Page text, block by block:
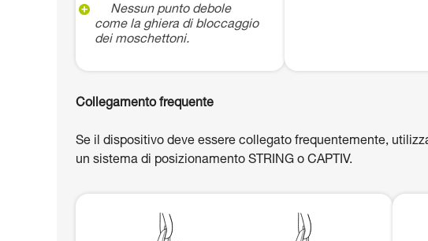
Nessun punto debole
come la ghiera di bloccaggio
dei moschettoni.
Collegamento frequente
Se il dispositivo deve essere collegato frequentemente,
un sistema di posizionamento STRING o CAPTIV.